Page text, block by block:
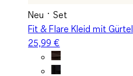
Neu
Set
Fit & Flare Kleid mit Gürtel
25,99 €